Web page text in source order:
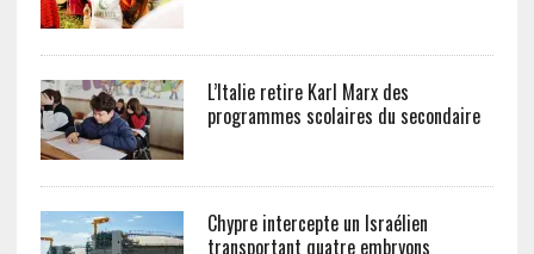
L’Italie retire Karl Marx des
programmes scolaires du secondaire
Chypre intercepte un Israélien
transportant quatre embryons